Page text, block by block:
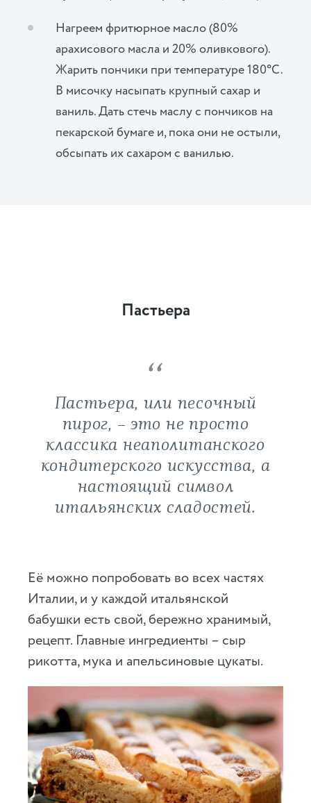
Нагреем фритюрное масло (80%
арахисового масла и 20% оливкового).
Жарить пончики при температуре 180°C.
В мисочку насыпать крупный сахар и
ваниль. Дать стечь маслу с пончиков на
пекарской бумаге и, пока они не остыли,
обсыпать их сахаром с ванилью.
Пастьера
Пастьера, или песочный
пирог, – это не просто
классика неаполитанского
кондитерского искусства, а
настоящий символ
итальянских сладостей.
Её можно попробовать во всех частях
Италии, и у каждой итальянской
бабушки есть свой, бережно хранимый,
рецепт. Главные ингредиенты – сыр
рикотта, мука и апельсиновые цукаты.